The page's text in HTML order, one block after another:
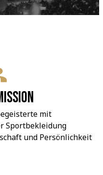
mit
Sportbekleidung
und Persönlichkeit